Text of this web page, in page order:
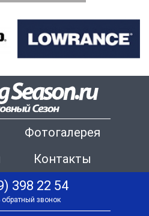
Фотогалерея
Контакты
398 22 54
обратный звонок